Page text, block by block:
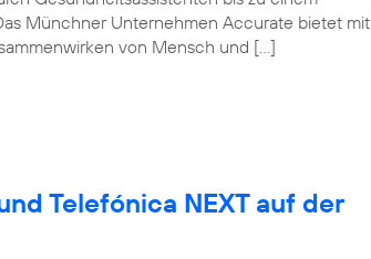
Münchner Unternehmen Accurate bietet mit
von Mensch und […]
Telefónica NEXT auf der